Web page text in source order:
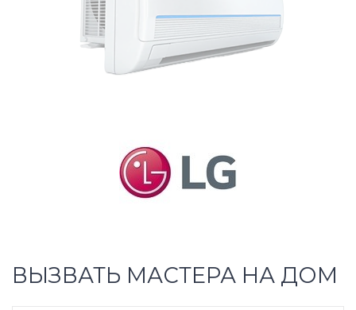
ВЫЗВАТЬ МАСТЕРА НА ДОМ